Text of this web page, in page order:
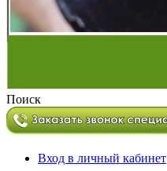
Поиск
Вход в личный кабинет